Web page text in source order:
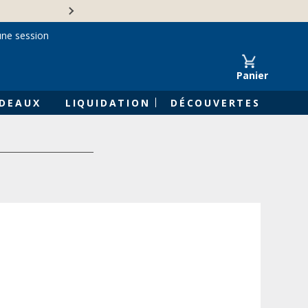
Panier
LIQUIDATION DÉCOUVERTES
session